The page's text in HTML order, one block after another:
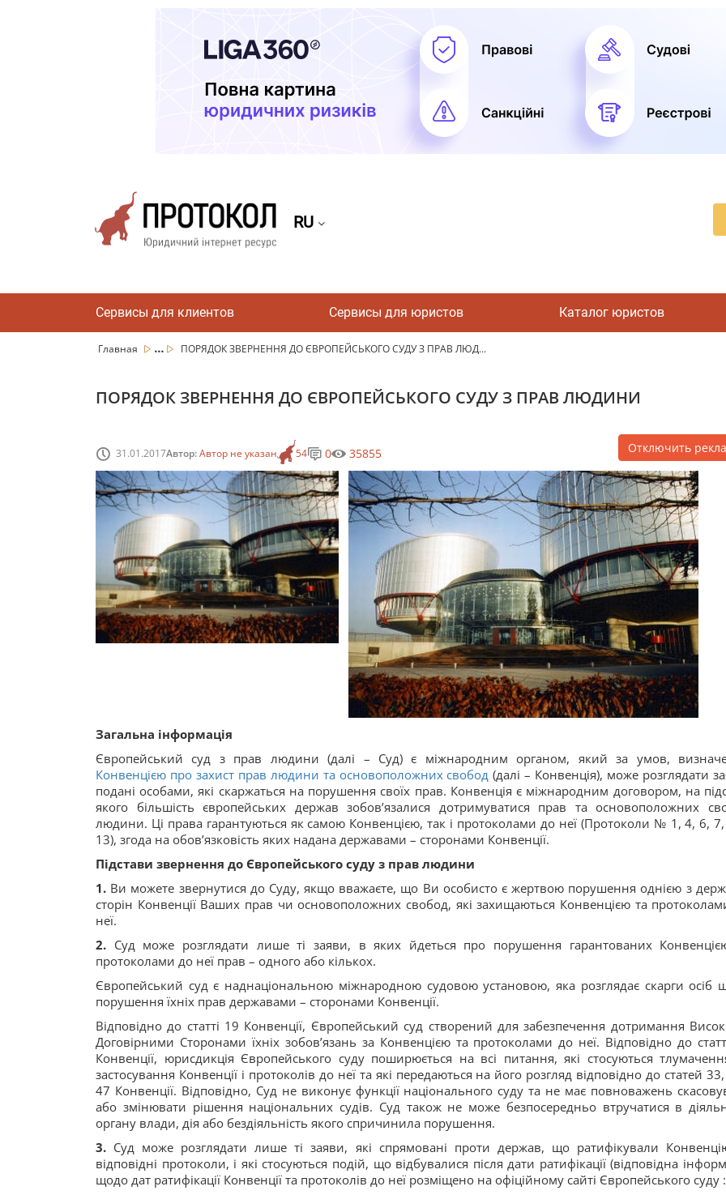
RU
Сервисы для клиентов Сервисы для юристов Каталог юристов
Главная ... ПОРЯДОК ЗВЕРНЕННЯ ДО ЄВРОПЕЙСЬКОГО СУДУ З ПРАВ ЛЮД...
ПОРЯДОК ЗВЕРНЕННЯ ДО ЄВРОПЕЙСЬКОГО СУДУ З ПРАВ ЛЮДИНИ
31.01.2017Автор:Автор не указан 54 0 35855 Отключить
Загальна інформація
Європейський суд з прав людини (далі – Суд) є міжнародним органом, який за умов,
Конвенцією про захист прав людини та основоположних свобод (далі – Конвенція), може розглядати
подані особами, які скаржаться на порушення своїх прав. Конвенція є міжнародним договором, на
якого більшість європейських держав зобов’язалися дотримуватися прав та основоположних
людини. Ці права гарантуються як самою Конвенцією, так і протоколами до неї (Протоколи № 1, 4, 6, 7,
13), згода на обов’язковість яких надана державами – сторонами Конвенції.
Підстави звернення до Європейського суду з прав людини
1. Ви можете звернутися до Суду, якщо вважаєте, що Ви особисто є жертвою порушення однією з
сторін Конвенції Ваших прав чи основоположних свобод, які захищаються Конвенцією та
неї.
2. Суд може розглядати лише ті заяви, в яких йдеться про порушення гарантованих
протоколами до неї прав – одного або кількох.
Європейський суд є наднаціональною міжнародною судовою установою, яка розглядає скарги осіб
порушення їхніх прав державами – сторонами Конвенції.
Відповідно до статті 19 Конвенції, Європейський суд створений для забезпечення дотримання
Договірними Сторонами їхніх зобов’язань за Конвенцією та протоколами до неї. Відповідно до
Конвенції, юрисдикція Європейського суду поширюється на всі питання, які стосуються
застосування Конвенції і протоколів до неї та які передаються на його розгляд відповідно до статей 33,
47 Конвенції. Відповідно, Суд не виконує функції національного суду та не має повноважень
або змінювати рішення національних судів. Суд також не може безпосередньо втручатися в
органу влади, дія або бездіяльність якого спричинила порушення.
3. Суд може розглядати лише ті заяви, які спрямовані проти держав, що ратифікували
відповідні протоколи, і які стосуються подій, що відбувалися після дати ратифікації (відповідна
щодо дат ратифікації Конвенції та протоколів до неї розміщено на офіційному сайті Європейського суду :